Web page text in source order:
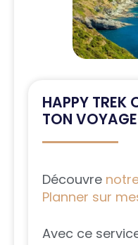
HAPPY TREK
TON
Découvre
Planner sur
Avec ce